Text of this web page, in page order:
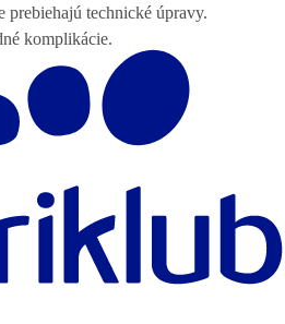
technické úpravy.
komplikácie.